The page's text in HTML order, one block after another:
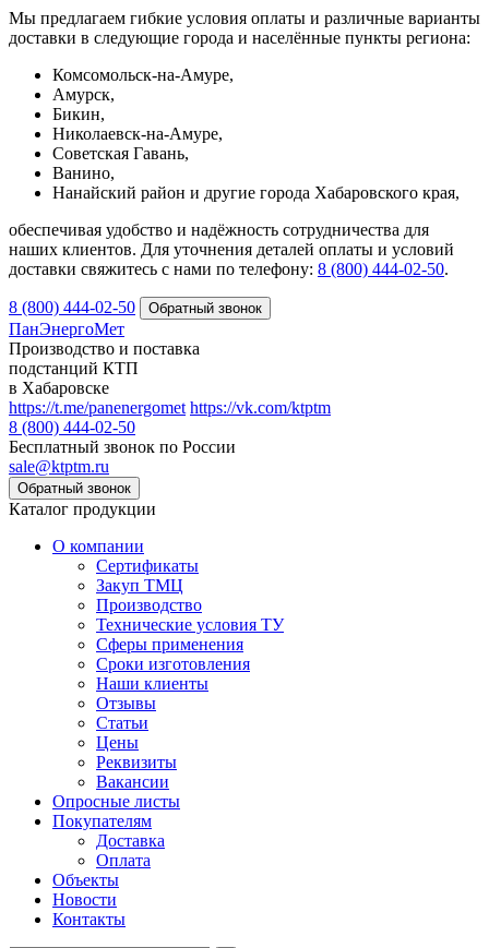
Мы предлагаем гибкие условия оплаты и различные варианты
доставки в следующие города и населённые пункты региона:
Комсомольск-на-Амуре,
Амурск,
Бикин,
Николаевск-на-Амуре,
Советская Гавань,
Ванино,
Нанайский район и другие города Хабаровского края,
обеспечивая удобство и надёжность сотрудничества для
наших клиентов. Для уточнения деталей оплаты и условий
доставки свяжитесь с нами по телефону: 8 (800) 444‑02‑50.
8 (800) 444-02-50
ПанЭнергоМет
Производство и поставка
подстанций КТП
в Хабаровске
https://t.me/panenergomet https://vk.com/ktptm
8 (800) 444-02-50
Бесплатный звонок по России
sale@ktptm.ru
Каталог продукции
О компании
Сертификаты
Закуп ТМЦ
Производство
Технические условия ТУ
Сферы применения
Сроки изготовления
Наши клиенты
Отзывы
Статьи
Цены
Реквизиты
Вакансии
Опросные листы
Покупателям
Доставка
Оплата
Объекты
Новости
Контакты